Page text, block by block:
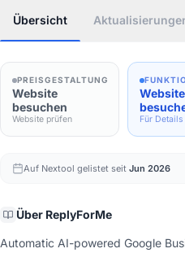
Übersicht
PREISGESTALTUNG
Website
besuchen
Website prüfen
Website
Für
Auf Nextool gelistet seit Jun 2026
Über ReplyForMe
Automatic AI-powered Google